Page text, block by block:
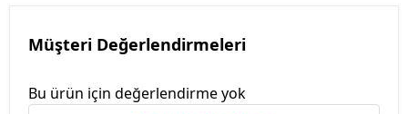
Müşteri Değerlendirmeleri
Bu ürün için değerlendirme yok